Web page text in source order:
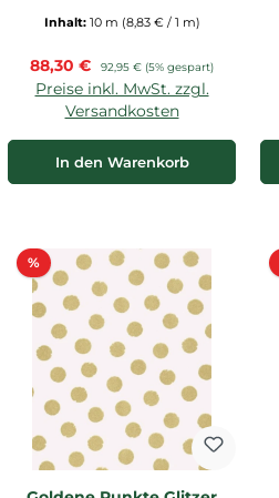
Inhalt: 10 m (8,83 € / 1 m)
Verkaufspreis:
88,30 € Regulärer Preis:
92,95 € (5% gespart)
Preise inkl. MwSt. zzgl.
Versandkosten
In den Warenkorb
%Rabatt